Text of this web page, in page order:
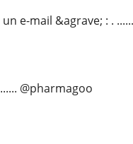
e-mail &agrave; : .
@pharmagoo